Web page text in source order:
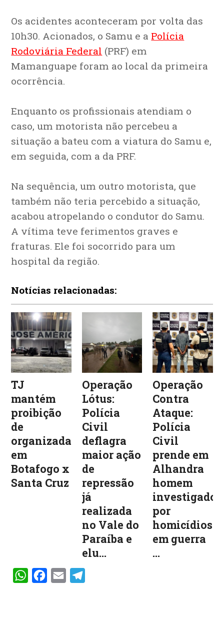
Os acidentes aconteceram por volta das
10h30. Acionados, o Samu e a Polícia
Rodoviária Federal (PRF) em
Mamanguape foram ao local da primeira
ocorrência.
Enquanto os profissionais atendiam o
caso, um motorista não percebeu a
situação a bateu com a viatura do Samu e,
em seguida, com a da PRF.
Na sequência, um outro motorista, que
também não teria percebido a situação,
acabou atropelando o condutor do Samu.
A vítima teve ferimentos graves e
fraturas. Ele foi socorrido para um
hospital da região.
Notícias relacionadas:
TJ
mantém
proibição
de
organizadas
em
Botafogo x
Santa Cruz
Operação
Lótus:
Polícia
Civil
deflagra
maior ação
de
repressão
já
realizada
no Vale do
Paraíba e
elu...
Operação
Contra
Ataque:
Polícia
Civil
prende em
Alhandra
homem
investigado
por
homicídios
em guerra
...
WhatsAppFacebook
Email